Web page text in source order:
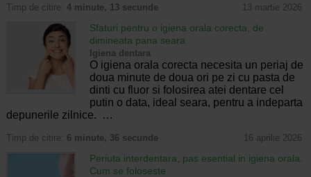
Timp de citire: 4 minute, 13 secunde 13 martie 2026
Sfaturi pentru o igiena orala corecta, de
dimineata pana seara
Igiena dentara
O igiena orala corecta necesita un periaj de
doua minute de doua ori pe zi cu pasta de
dinti cu fluor si folosirea atei dentare cel
putin o data, ideal seara, pentru a indeparta
depunerile zilnice. …
Timp de citire: 6 minute, 36 secunde 16 aprilie 2026
Periuta interdentara, pas esential in igiena orala.
Cum se foloseste